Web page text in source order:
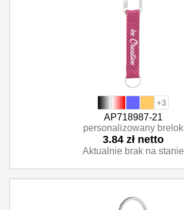
+3
AP718987-21
personalizowany brelok
3.84 zł netto
Aktualnie brak na stanie